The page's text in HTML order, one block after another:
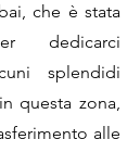
che è stata
dedicarci
splendidi
questa zona,